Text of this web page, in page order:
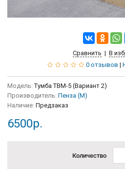
Сравнить | В
0 отзывов |
Модель: Тумба ТВМ-5 (Вариант 2)
Производитель: Пенза (М)
Наличие: Предзаказ
6500р.
Количество